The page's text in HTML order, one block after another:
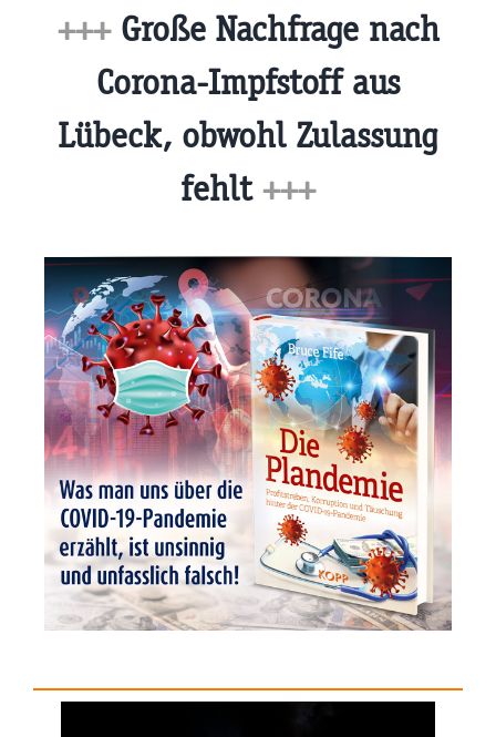
+++Große Nachfrage nach
Corona-Impfstoff aus
Lübeck, obwohl Zulassung
fehlt +++